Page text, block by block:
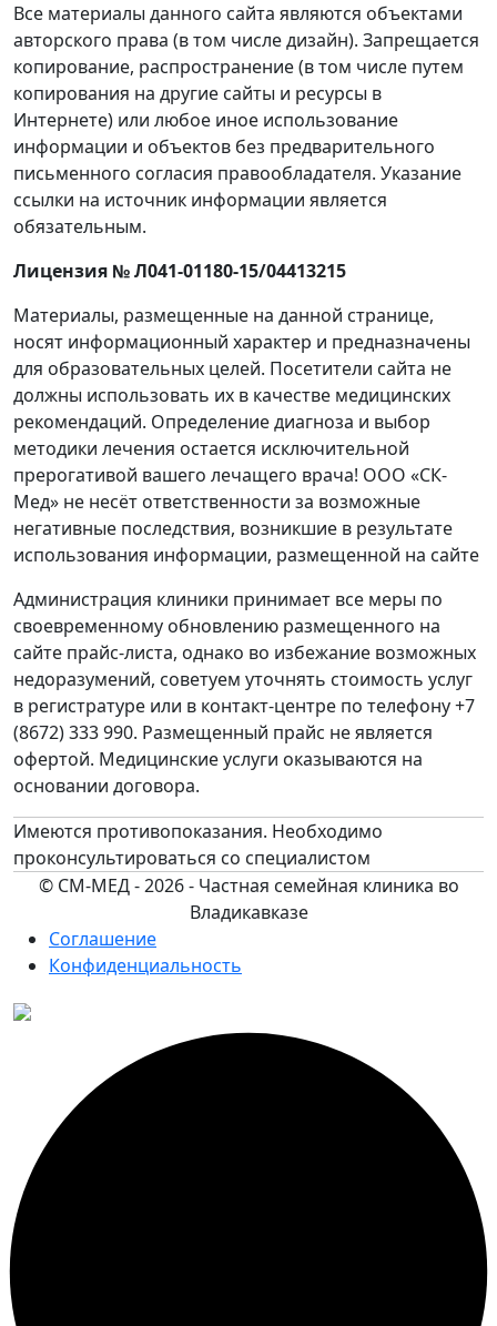
Все материалы данного сайта являются объектами
авторского права (в том числе дизайн). Запрещается
копирование, распространение (в том числе путем
копирования на другие сайты и ресурсы в
Интернете) или любое иное использование
информации и объектов без предварительного
письменного согласия правообладателя. Указание
ссылки на источник информации является
обязательным.
Лицензия № Л041-01180-15/04413215
Материалы, размещенные на данной странице,
носят информационный характер и предназначены
для образовательных целей. Посетители сайта не
должны использовать их в качестве медицинских
рекомендаций. Определение диагноза и выбор
методики лечения остается исключительной
прерогативой вашего лечащего врача! ООО «СК-
Мед» не несёт ответственности за возможные
негативные последствия, возникшие в результате
использования информации, размещенной на сайте
Администрация клиники принимает все меры по
своевременному обновлению размещенного на
сайте прайс-листа, однако во избежание возможных
недоразумений, советуем уточнять стоимость услуг
в регистратуре или в контакт-центре по телефону +7
(8672) 333 990. Размещенный прайс не является
офертой. Медицинские услуги оказываются на
основании договора.
Имеются противопоказания. Необходимо
проконсультироваться со специалистом
© СМ-МЕД - 2026 - Частная семейная клиника во
Владикавказе
Соглашение
Конфиденциальность